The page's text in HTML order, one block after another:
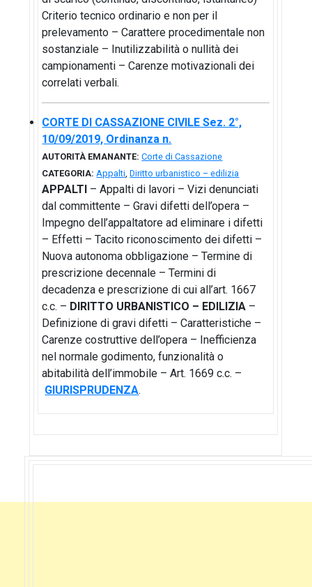
Criterio tecnico ordinario e non per il
prelevamento – Carattere procedimentale non
sostanziale – Inutilizzabilità o nullità dei
campionamenti – Carenze motivazionali dei
correlati verbali.
CORTE DI CASSAZIONE CIVILE Sez. 2°,
10/09/2019, Ordinanza n.
AUTORITÀ EMANANTE: Corte di Cassazione
CATEGORIA: Appalti,Diritto urbanistico – edilizia
APPALTI – Appalti di lavori – Vizi denunciati
dal committente – Gravi difetti dell’opera –
Impegno dell’appaltatore ad eliminare i difetti
– Effetti – Tacito riconoscimento dei difetti –
Nuova autonoma obbligazione – Termine di
prescrizione decennale – Termini di
decadenza e prescrizione di cui all’art. 1667
c.c. – DIRITTO URBANISTICO – EDILIZIA –
Definizione di gravi difetti – Caratteristiche –
Carenze costruttive dell’opera – Inefficienza
nel normale godimento, funzionalità o
abitabilità dell’immobile – Art. 1669 c.c. –
GIURISPRUDENZA.